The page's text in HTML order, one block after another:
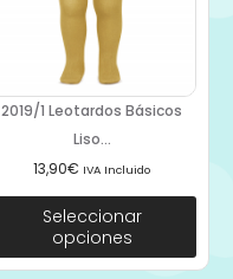
2019/1 Leotardos Básicos
Liso...
13,90€ IVA Incluido
Seleccionar
opciones